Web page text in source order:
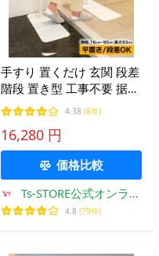
手すり 置くだけ 玄関 段差
階段 置き型 工事不要 据え
置き 介護用 歩行補助 耐荷
重100kg 横幅76-90cm無段
階調整 角度調整 滑り止め
付き てすり ホワイト 爆買
4.38 (8件)
16,280 円
価格比較
Ts-STORE公式オンライ
ンストア
4.8 (79件)